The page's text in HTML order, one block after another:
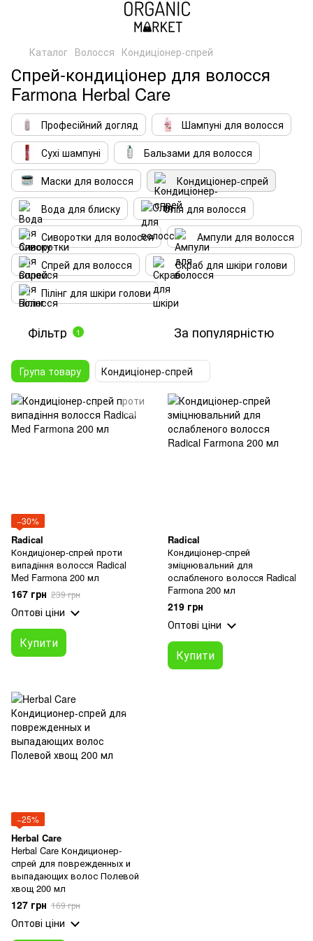
Каталог Волосся Кондиціонер-спрей
Спрей-кондиціонер для волосся
Farmona Herbal Care
Професійний догляд
Шампуні для волосся
Сухі шампуні
Бальзами для волосся
Маски для волосся
Кондиціонер-спрей
Вода для блиску
Олія для волосся
Сиворотки для волосся
Ампули для волосся
Спрей для волосся
Скраб для шкіри голови
Пілінг для шкіри голови
Фільтр 1 За популярністю
Група товару Кондиціонер-спрей
−30%
Radical
Кондиціонер-спрей проти
випадіння волосся Radical
Med Farmona 200 мл
167 грн 239 грн
Оптові ціни
Купити
Radical
Кондиціонер-спрей
зміцнювальний для
ослабленого волосся Radical
Farmona 200 мл
219 грн
Оптові ціни
Купити
−25%
Herbal Care
Herbal Care Кондиционер-
спрей для поврежденных и
выпадающих волос Полевой
хвощ 200 мл
127 грн 169 грн
Оптові ціни